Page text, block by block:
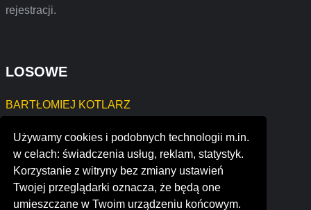
Używamy cookies i podobnych technologii m.in.
w celach: świadczenia usług, reklam, statystyk.
Korzystanie z witryny bez zmiany ustawień
Twojej przeglądarki oznacza, że będą one
umieszczane w Twoim urządzeniu końcowym.
rejestracji.
LOSOWE
BARTŁOMIEJ KOTLARZ
JĘDRZEJ KORCZYŃSKI OGRODY KORCZYŃSKI
Mariusz Bijoch J-SOFT
Qclinique Angelika Dróżdż
grupo petrel